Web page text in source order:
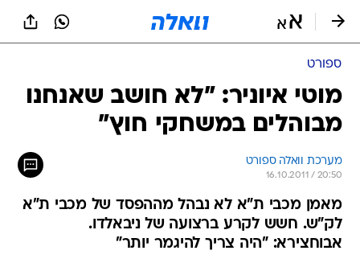
ספורט
מוטי איוניר: "לא חושב שאנחנו
מבוהלים במשחקי חוץ"
מערכת וואלה ספורט
16.10.2011 / 20:50
מאמן מכבי ת"א לא נבהל מההפסד של מכבי ת"א
לק"ש. חשש לקרע ברצועה של ניבאלדו.
אבוחצירא: "היה צריך להיגמר יותר"